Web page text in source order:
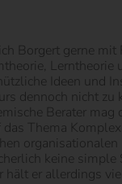
Borgert gerne
Ideen und
dennoch nicht
Berater
Thema
keine
hält er allerdings